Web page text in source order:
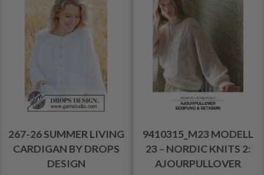
267-26 SUMMER LIVING
CARDIGAN BY DROPS
DESIGN
9410315_M23 MODELL
23 – NORDIC KNITS 2:
AJOURPULLOVER